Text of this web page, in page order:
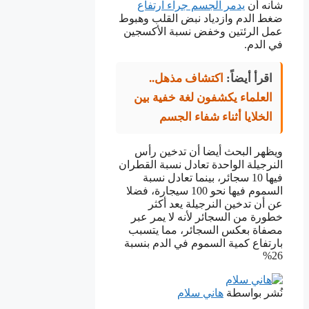
شأنه أن يدمر الجسم جراء ارتفاع
ضغط الدم وازدياد نبض القلب وهبوط
عمل الرئتين وخفض نسبة الأكسجين
في الدم.
اقرأ أيضاً: اكتشاف مذهل..
العلماء يكشفون لغة خفية بين
الخلايا أثناء شفاء الجسم
ويظهر البحث أيضا أن تدخين رأس
النرجيلة الواحدة تعادل نسبة القطران
فيها 10 سجائر، بينما تعادل نسبة
السموم فيها نحو 100 سيجارة، فضلا
عن أن تدخين النرجيلة يعد أكثر
خطورة من السجائر لأنه لا يمر عبر
مصفاة بعكس السجائر، مما يتسبب
بارتفاع كمية السموم في الدم بنسبة
26%
نُشر بواسطة هاني سلام